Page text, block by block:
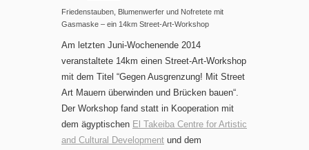
Friedenstauben, Blumenwerfer und Nofretete mit
Gasmaske – ein 14km Street-Art-Workshop
Am letzten Juni-Wochenende 2014
veranstaltete 14km einen Street-Art-Workshop
mit dem Titel “Gegen Ausgrenzung! Mit Street
Art Mauern überwinden und Brücken bauen“.
Der Workshop fand statt in Kooperation mit
dem ägyptischen El Takeiba Centre for Artistic
and Cultural Development und dem